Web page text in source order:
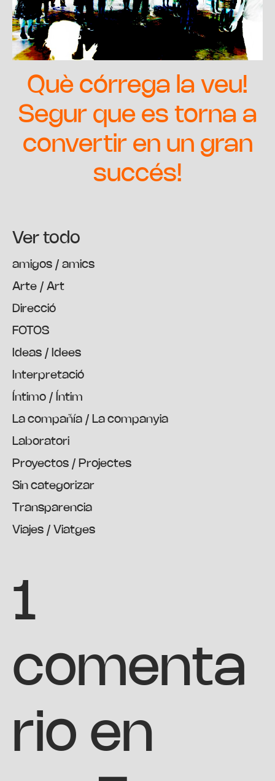
Ver todo
amigos / amics
Arte / Art
Direcció
FOTOS
Ideas / Idees
Interpretació
Íntimo / Íntim
La compañía / La companyia
Laboratori
Proyectos / Projectes
Sin categorizar
Transparencia
Viajes / Viatges
Què córrega la veu!
Segur que es torna a
convertir en un gran
succés!
1
comenta
rio en